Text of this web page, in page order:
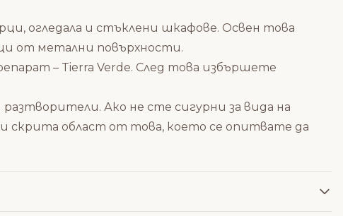
огледала и стъклени шкафове. Освен това
от метални повърхности.
– Tierra Verde. След това избършете
Ако не сте сигурни за вида на
скрита област от това, което се опитвате да